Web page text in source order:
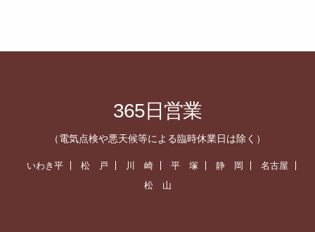
365日営業
（電気点検や悪天候等による臨時休業日は除く）
いわき平 松 戸 川 崎 平 塚 静 岡
名古屋
松 山